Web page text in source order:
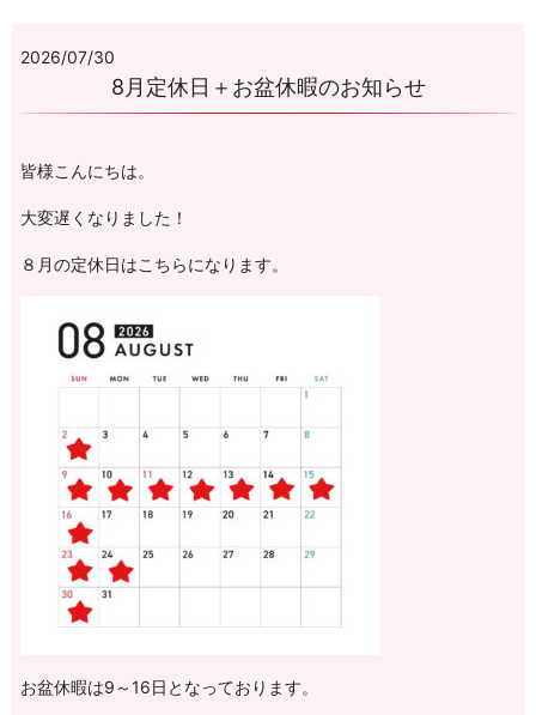
2026/07/30
8月定休日＋お盆休暇のお知らせ
皆様こんにちは。
大変遅くなりました！
８月の定休日はこちらになります。
お盆休暇は9～16日となっております。